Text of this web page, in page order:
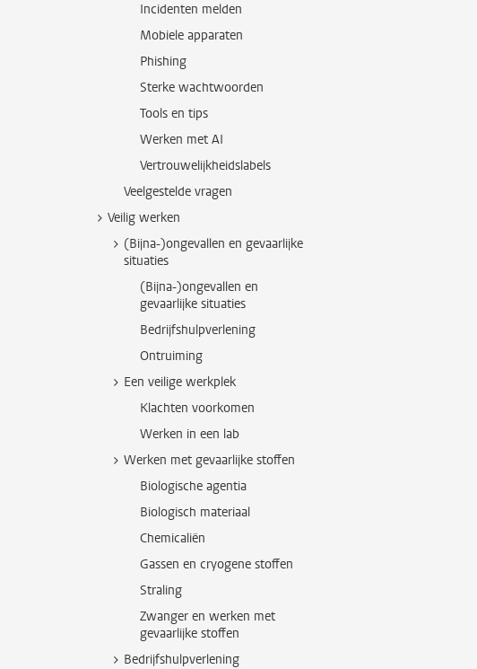
Incidenten melden
Mobiele apparaten
Phishing
Sterke wachtwoorden
Tools en tips
Werken met AI
Vertrouwelijkheidslabels
Veelgestelde vragen
Veilig werken
(Bijna-)ongevallen en gevaarlijke
situaties
(Bijna-)ongevallen en
gevaarlijke situaties
Bedrijfshulpverlening
Ontruiming
Een veilige werkplek
Klachten voorkomen
Werken in een lab
Werken met gevaarlijke stoffen
Biologische agentia
Biologisch materiaal
Chemicaliën
Gassen en cryogene stoffen
Straling
Zwanger en werken met
gevaarlijke stoffen
Bedrijfshulpverlening